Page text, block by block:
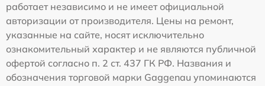
работает независимо и не имеет официальной
авторизации от производителя. Цены на ремонт,
указанные на сайте, носят исключительно
ознакомительный характер и не являются публичной
офертой согласно п. 2 ст. 437 ГК РФ. Названия и
обозначения торговой марки Gaggenau упоминаются